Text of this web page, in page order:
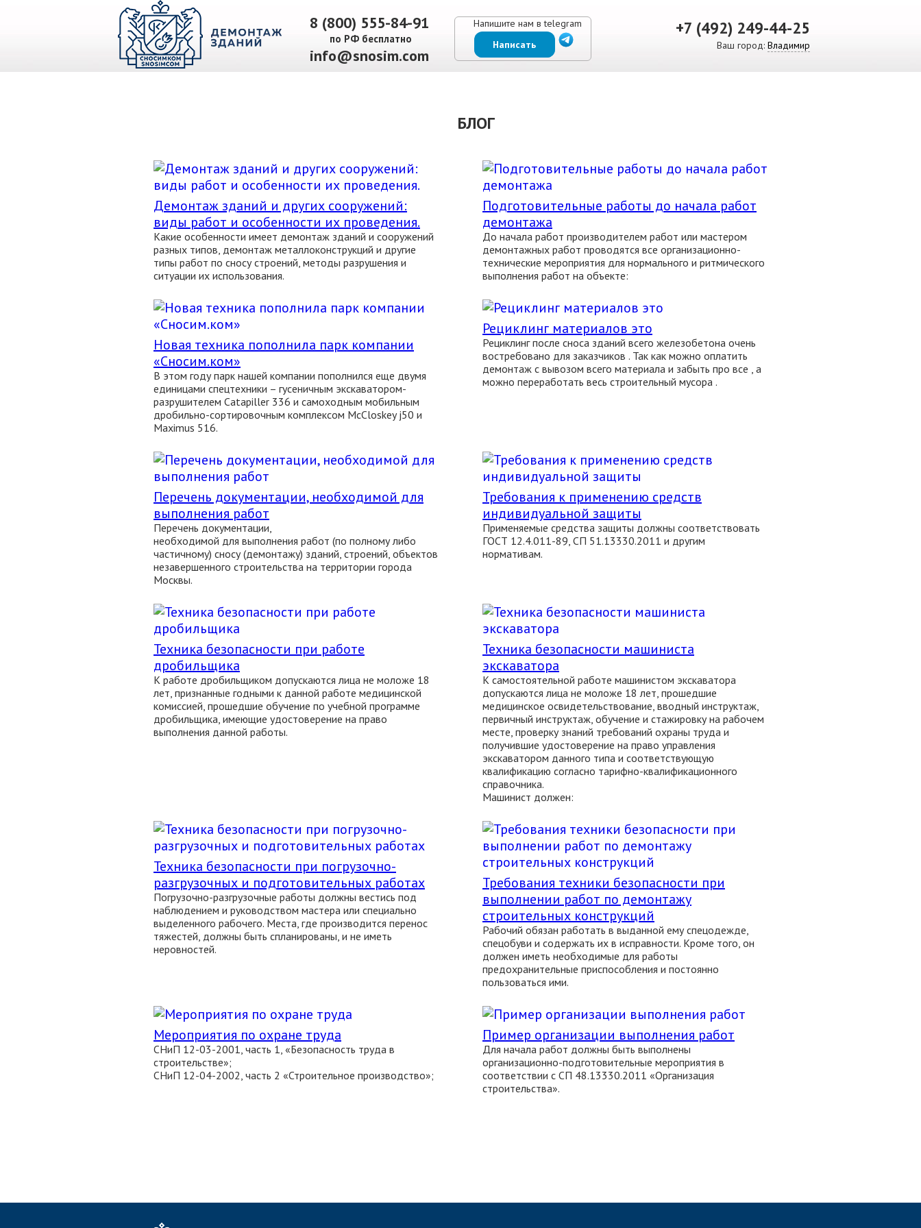
8 (800) 555-84-91
по РФ бесплатно
info@snosim.com
Напишите нам в telegram
Написать
+7 (492) 249-44-25
Ваш город: Владимир
БЛОГ
Демонтаж зданий и других сооружений:
виды работ и особенности их проведения.
Какие особенности имеет демонтаж зданий и сооружений
разных типов, демонтаж металлоконструкций и другие
типы работ по сносу строений, методы разрушения и
ситуации их использования.
Подготовительные работы до начала работ
демонтажа
До начала работ производителем работ или мастером
демонтажных работ проводятся все организационно-
технические мероприятия для нормального и ритмического
выполнения работ на объекте:
Новая техника пополнила парк компании
«Сносим.ком»
В этом году парк нашей компании пополнился еще двумя
единицами спецтехники – гусеничным экскаватором-
разрушителем Catapiller 336 и самоходным мобильным
дробильно-сортировочным комплексом McCloskey j50 и
Maximus 516.
Рециклинг материалов это
Рециклинг после сноса зданий всего железобетона очень
востребовано для заказчиков . Так как можно оплатить
демонтаж с вывозом всего материала и забыть про все , а
можно переработать весь строительный мусора .
Перечень документации, необходимой для
выполнения работ
Перечень документации,
необходимой для выполнения работ (по полному либо
частичному) сносу (демонтажу) зданий, строений, объектов
незавершенного строительства на территории города
Москвы.
Требования к применению средств
индивидуальной защиты
Применяемые средства защиты должны соответствовать
ГОСТ 12.4.011-89, СП 51.13330.2011 и другим
нормативам.
Техника безопасности при работе
дробильщика
К работе дробильщиком допускаются лица не моложе 18
лет, признанные годными к данной работе медицинской
комиссией, прошедшие обучение по учебной программе
дробильщика, имеющие удостоверение на право
выполнения данной работы.
Техника безопасности машиниста
экскаватора
К самостоятельной работе машинистом экскаватора
допускаются лица не моложе 18 лет, прошедшие
медицинское освидетельствование, вводный инструктаж,
первичный инструктаж, обучение и стажировку на рабочем
месте, проверку знаний требований охраны труда и
получившие удостоверение на право управления
экскаватором данного типа и соответствующую
квалификацию согласно тарифно-квалификационного
справочника.
Машинист должен:
Техника безопасности при погрузочно-
разгрузочных и подготовительных работах
Погрузочно-разгрузочные работы должны вестись под
наблюдением и руководством мастера или специально
выделенного рабочего. Места, где производится перенос
тяжестей, должны быть спланированы, и не иметь
неровностей.
Требования техники безопасности при
выполнении работ по демонтажу
строительных конструкций
Рабочий обязан работать в выданной ему спецодежде,
спецобуви и содержать их в исправности. Кроме того, он
должен иметь необходимые для работы
предохранительные приспособления и постоянно
пользоваться ими.
Мероприятия по охране труда
СНиП 12-03-2001, часть 1, «Безопасность труда в
строительстве»;
СНиП 12-04-2002, часть 2 «Строительное производство»;
Пример организации выполнения работ
Для начала работ должны быть выполнены
организационно-подготовительные мероприятия в
соответствии с СП 48.13330.2011 «Организация
строительства».